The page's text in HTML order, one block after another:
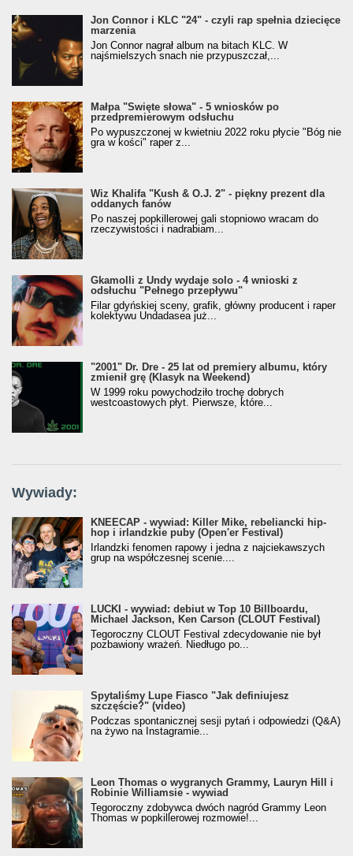
Jon Connor i KLC "24" - czyli rap spełnia dziecięce
marzenia
Jon Connor nagrał album na bitach KLC. W
najśmielszych snach nie przypuszczał,...
Małpa "Święte słowa" - 5 wniosków po
przedpremierowym odsłuchu
Po wypuszczonej w kwietniu 2022 roku płycie "Bóg nie
gra w kości" raper z...
Wiz Khalifa "Kush & O.J. 2" - piękny prezent dla
oddanych fanów
Po naszej popkillerowej gali stopniowo wracam do
rzeczywistości i nadrabiam...
Gkamolli z Undy wydaje solo - 4 wnioski z
odsłuchu "Pełnego przepływu"
Filar gdyńskiej sceny, grafik, główny producent i raper
kolektywu Undadasea już...
"2001" Dr. Dre - 25 lat od premiery albumu, który
zmienił grę (Klasyk na Weekend)
W 1999 roku powychodziło trochę dobrych
westcoastowych płyt. Pierwsze, które...
Wywiady:
KNEECAP - wywiad: Killer Mike, rebeliancki hip-
hop i irlandzkie puby (Open'er Festival)
Irlandzki fenomen rapowy i jedna z najciekawszych
grup na współczesnej scenie....
LUCKI - wywiad: debiut w Top 10 Billboardu,
Michael Jackson, Ken Carson (CLOUT Festival)
Tegoroczny CLOUT Festival zdecydowanie nie był
pozbawiony wrażeń. Niedługo po...
Spytaliśmy Lupe Fiasco "Jak definiujesz
szczęście?" (video)
Podczas spontanicznej sesji pytań i odpowiedzi (Q&A)
na żywo na Instagramie...
Leon Thomas o wygranych Grammy, Lauryn Hill i
Robinie Williamsie - wywiad
Tegoroczny zdobywca dwóch nagród Grammy Leon
Thomas w popkillerowej rozmowie!...